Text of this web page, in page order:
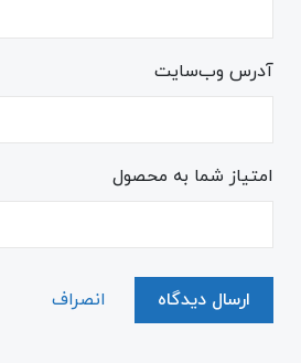
آدرس وب‌سایت
امتیاز شما به محصول
ارسال دیدگاه انصراف